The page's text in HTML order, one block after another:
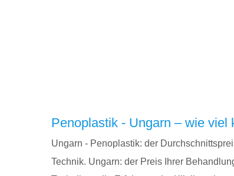
Penoplastik - Ungarn – wie viel
Ungarn - Penoplastik: der
Technik. Ungarn: der Preis Ihrer